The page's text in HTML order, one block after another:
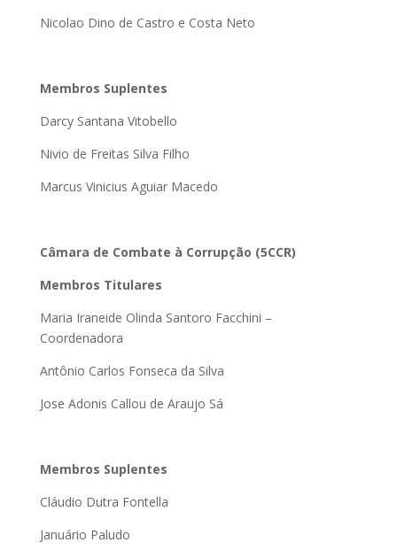
Nicolao Dino de Castro e Costa Neto
Membros Suplentes
Darcy Santana Vitobello
Nivio de Freitas Silva Filho
Marcus Vinicius Aguiar Macedo
Câmara de Combate à Corrupção (5CCR)
Membros Titulares
Maria Iraneide Olinda Santoro Facchini –
Coordenadora
Antônio Carlos Fonseca da Silva
Jose Adonis Callou de Araujo Sá
Membros Suplentes
Cláudio Dutra Fontella
Januário Paludo